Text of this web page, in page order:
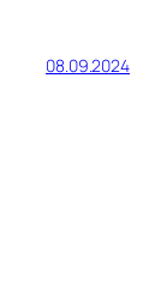
08.09.2024